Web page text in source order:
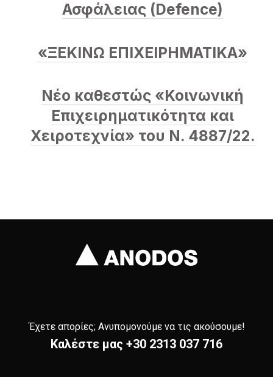
Ασφάλειας (Defence)
«ΞΕΚΙΝΩ ΕΠΙΧΕΙΡΗΜΑΤΙΚΑ»
Νέο καθεστώς «Κοινωνική
Επιχειρηματικότητα και
Χειροτεχνία» του Ν. 4887/22.
Έχετε απορίες; Ανυπομονούμε να τις ακούσουμε!
Καλέστε μας +30 2313 037 716